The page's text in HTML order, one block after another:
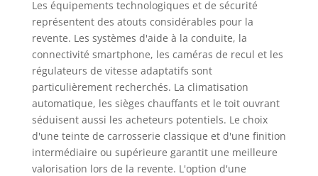
Les équipements technologiques et de sécurité
représentent des atouts considérables pour la
revente. Les systèmes d'aide à la conduite, la
connectivité smartphone, les caméras de recul et les
régulateurs de vitesse adaptatifs sont
particulièrement recherchés. La climatisation
automatique, les sièges chauffants et le toit ouvrant
séduisent aussi les acheteurs potentiels. Le choix
d'une teinte de carrosserie classique et d'une finition
intermédiaire ou supérieure garantit une meilleure
valorisation lors de la revente. L'option d'une